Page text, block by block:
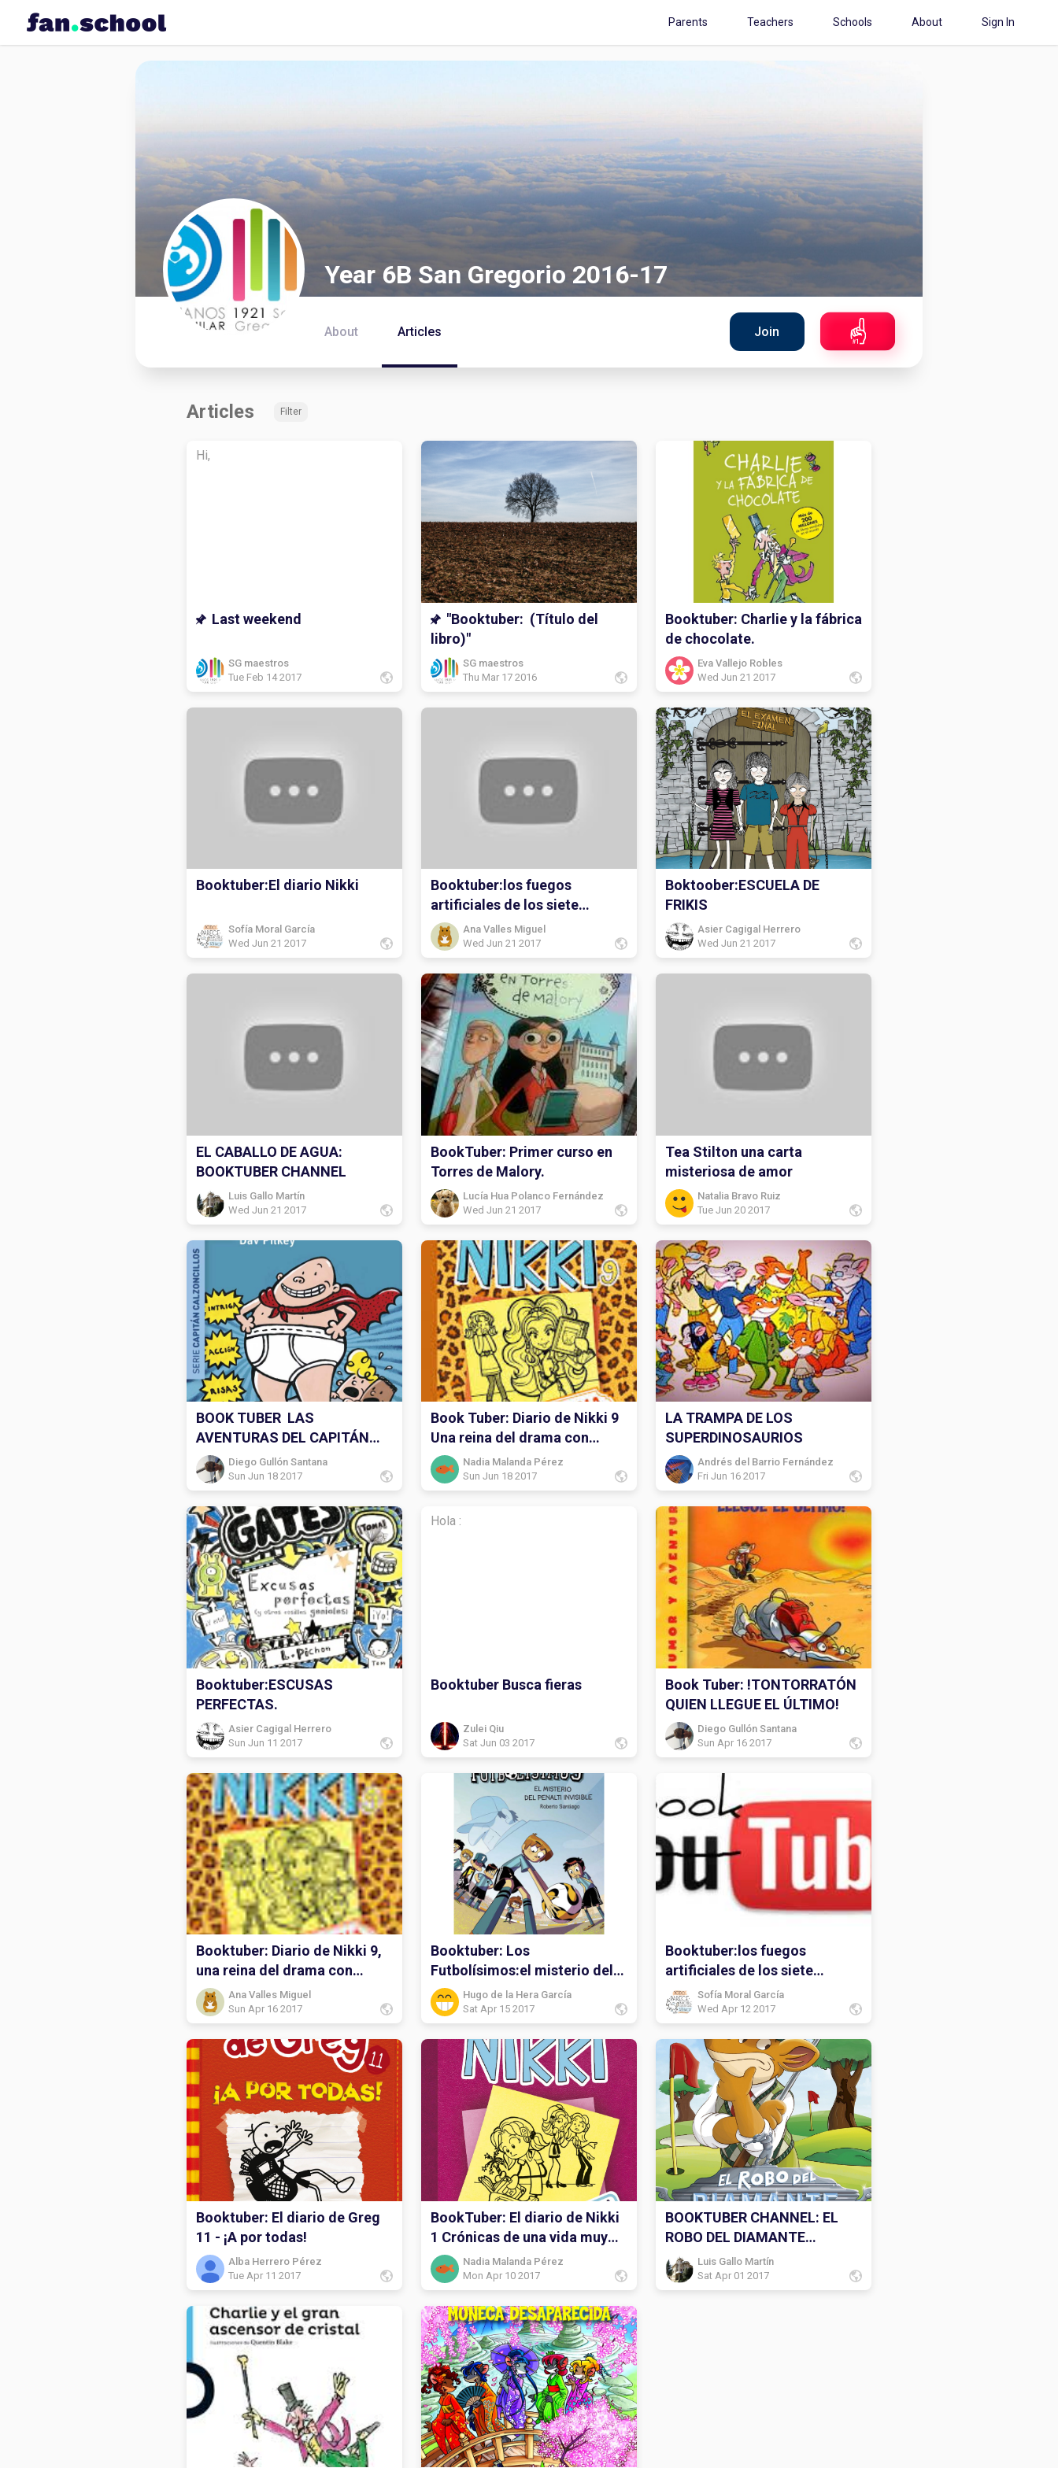
Parents Teachers Schools About Sign In
Year 6B San Gregorio 2016-17
Join
About Articles
Articles Filter
Hi,
Last weekend
SG maestros
Tue Feb 14 2017
"Booktuber: (Título del
libro)"
SG maestros
Thu Mar 17 2016
Booktuber: Charlie y la fábrica
de chocolate.
Eva Vallejo Robles
Wed Jun 21 2017
Booktuber:El diario Nikki
Sofía Moral García
Wed Jun 21 2017
Booktuber:los fuegos
artificiales de los siete
secretosAna Valles Miguel
Wed Jun 21 2017
Boktoober:ESCUELA DE
FRIKIS
Asier Cagigal Herrero
Wed Jun 21 2017
EL CABALLO DE AGUA:
BOOKTUBER CHANNEL
Luis Gallo Martín
Wed Jun 21 2017
BookTuber: Primer curso en
Torres de Malory.
Lucía Hua Polanco Fernández
Wed Jun 21 2017
Tea Stilton una carta
misteriosa de amor
Natalia Bravo Ruiz
Tue Jun 20 2017
BOOK TUBER LAS
AVENTURAS DEL CAPITÁN
CALZONCILLOS
Diego Gullón Santana
Sun Jun 18 2017
Book Tuber: Diario de Nikki 9
Una reina del drama con
muchos humos.
Nadia Malanda Pérez
Sun Jun 18 2017
LA TRAMPA DE LOS
SUPERDINOSAURIOS
Andrés del Barrio Fernández
Fri Jun 16 2017
Booktuber:ESCUSAS
PERFECTAS.
Asier Cagigal Herrero
Sun Jun 11 2017
Hola :
Booktuber Busca fieras
Zulei Qiu
Sat Jun 03 2017
Book Tuber: !TONTORRATÓN
QUIEN LLEGUE EL ÚLTIMO!
Diego Gullón Santana
Sun Apr 16 2017
Booktuber: Diario de Nikki 9,
una reina del drama con
muchos humos.
Ana Valles Miguel
Sun Apr 16 2017
Booktuber: Los
Futbolísimos:el misterio del
penalti invisible
Hugo de la Hera García
Sat Apr 15 2017
Booktuber:los fuegos
artificiales de los siete
secretosSofía Moral García
Wed Apr 12 2017
Booktuber: El diario de Greg
11 - ¡A por todas!
Alba Herrero Pérez
Tue Apr 11 2017
BookTuber: El diario de Nikki
1 Crónicas de una vida muy
poco glamurosa.
Nadia Malanda Pérez
Mon Apr 10 2017
BOOKTUBER CHANNEL: EL
ROBO DEL DIAMANTE
GIGANTELuis Gallo Martín
Sat Apr 01 2017